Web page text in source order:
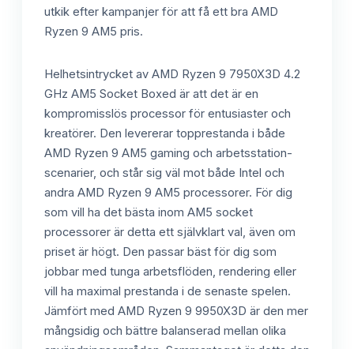
utkik efter kampanjer för att få ett bra AMD
Ryzen 9 AM5 pris.
Helhetsintrycket av AMD Ryzen 9 7950X3D 4.2
GHz AM5 Socket Boxed är att det är en
kompromisslös processor för entusiaster och
kreatörer. Den levererar topprestanda i både
AMD Ryzen 9 AM5 gaming och arbetsstation-
scenarier, och står sig väl mot både Intel och
andra AMD Ryzen 9 AM5 processorer. För dig
som vill ha det bästa inom AM5 socket
processorer är detta ett självklart val, även om
priset är högt. Den passar bäst för dig som
jobbar med tunga arbetsflöden, rendering eller
vill ha maximal prestanda i de senaste spelen.
Jämfört med AMD Ryzen 9 9950X3D är den mer
mångsidig och bättre balanserad mellan olika